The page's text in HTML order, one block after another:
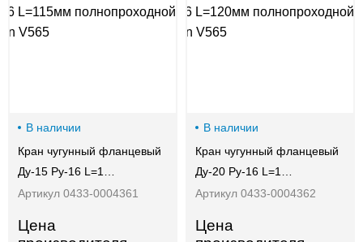
В наличии
Кран чугунный фланцевый
Ду-15 Ру-16 L=1…
Артикул 0433-0004361
Цена
В наличии
Кран чугунный фланцевый
Ду-20 Ру-16 L=1…
Артикул 0433-0004362
Цена
00